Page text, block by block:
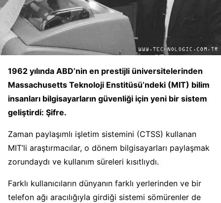
1962 yılında ABD’nin en prestijli üniversitelerinden
Massachusetts Teknoloji Enstitüsü’ndeki (MIT) bilim
insanları bilgisayarların güvenliği için yeni bir sistem
geliştirdi: Şifre.
Zaman paylaşımlı işletim sistemini (CTSS) kullanan
MIT’li araştırmacılar, o dönem bilgisayarları paylaşmak
zorundaydı ve kullanım süreleri kısıtlıydı.
Farklı kullanıcıların dünyanın farklı yerlerinden ve bir
telefon ağı aracılığıyla girdiği sistemi sömürenler de